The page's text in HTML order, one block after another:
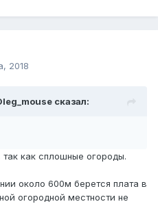
2018
сказал:
так как сплошные огороды.
около 600м берется плата в
огородной местности не